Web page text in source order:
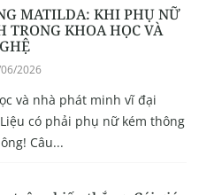
MATILDA: KHI PHỤ NỮ
TRONG KHOA HỌC VÀ
2026
và nhà phát minh vĩ đại
có phải phụ nữ kém thông
Câu...